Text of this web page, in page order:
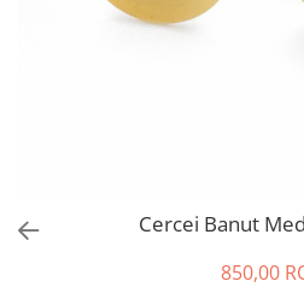
Cercei Banut
850,00